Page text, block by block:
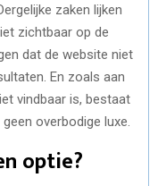
zaken lijken
zichtbaar op de
dat de website niet
En zoals aan
vindbaar is, bestaat
overbodige luxe.
optie?